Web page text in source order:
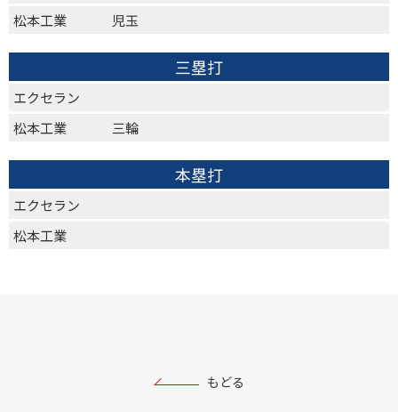
松本工業
児玉
三塁打
エクセラン
松本工業
三輪
本塁打
エクセラン
松本工業
もどる